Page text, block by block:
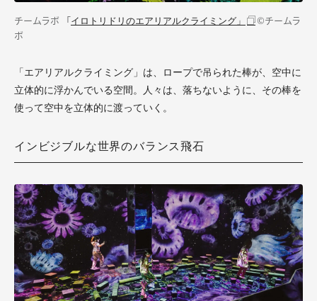
チームラボ 「イロトリドリのエアリアルクライミング」
©チームラ
ボ
「エアリアルクライミング」は、ロープで吊られた棒が、空中に
立体的に浮かんでいる空間。人々は、落ちないように、その棒を
使って空中を立体的に渡っていく。
インビジブルな世界のバランス飛石